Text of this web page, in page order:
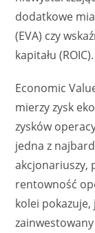
dodatkowe
(EVA) czy
kapitału (ROIC).
Economic
mierzy zysk
zysków
jedna z
akcjonariuszy,
rentowność
kolei